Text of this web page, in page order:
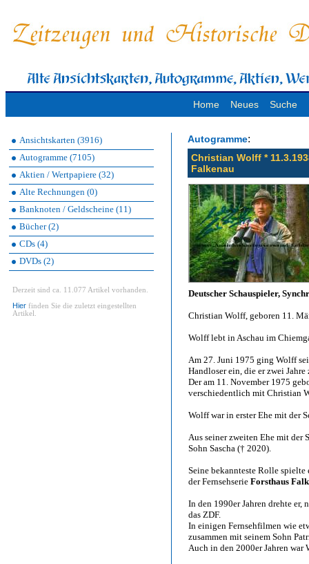
Home Neues Suche
Ansichtskarten (3916)
Autogramme (7105)
Aktien / Wertpapiere (32)
Alte Rechnungen (0)
Banknoten / Geldscheine (11)
Bücher (2)
CDs (4)
DVDs (2)
Derzeit sind ca. 11.077 Artikel vorhanden.
Hier finden Sie die zuletzt eingestellten
Artikel.
Autogramme:
Christian Wolff *
Falkenau
Deutscher Schauspieler,
Christian Wolff, geboren 11.
Wolff lebt in Aschau im
Am 27. Juni 1975 ging Wolff
Handloser ein, die er zwei
Der am 11. November 1975
verschiedentlich mit Christian
Wolff war in erster Ehe mit der
Aus seiner zweiten Ehe mit der
Sohn Sascha († 2020).
Seine bekannteste Rolle
der Fernsehserie Forsthaus
In den 1990er Jahren drehte er,
das ZDF.
In einigen Fernsehfilmen wie
zusammen mit seinem Sohn
Auch in den 2000er Jahren war